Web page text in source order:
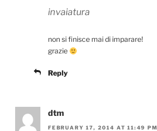
invaiatura
non si finisce mai di imparare!
grazie
Reply
dtm
FEBRUARY 17, 2014 AT 11:49 PM